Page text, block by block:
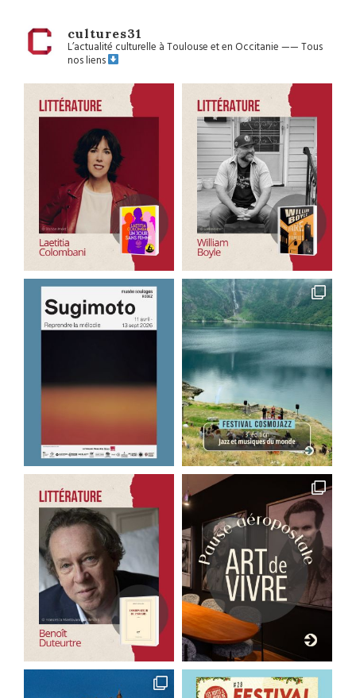
cultures31
L’actualité culturelle à Toulouse et en Occitanie——Tous
nos liens